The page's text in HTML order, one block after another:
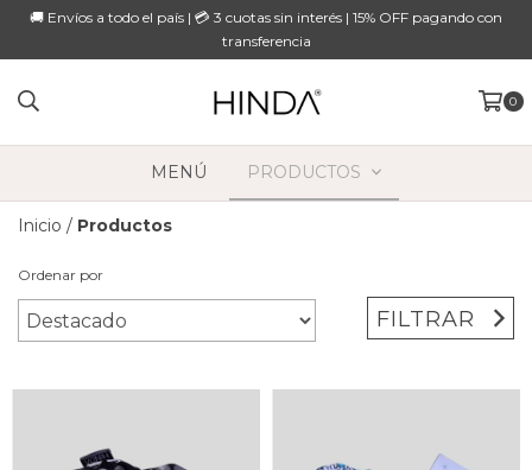
🚚 Envíos a todo el país | 💳 3 cuotas sin interés | 15% OFF pagando con
transferencia
0
MENÚ PRODUCTOS
Inicio / Productos
Ordenar por
FILTRAR